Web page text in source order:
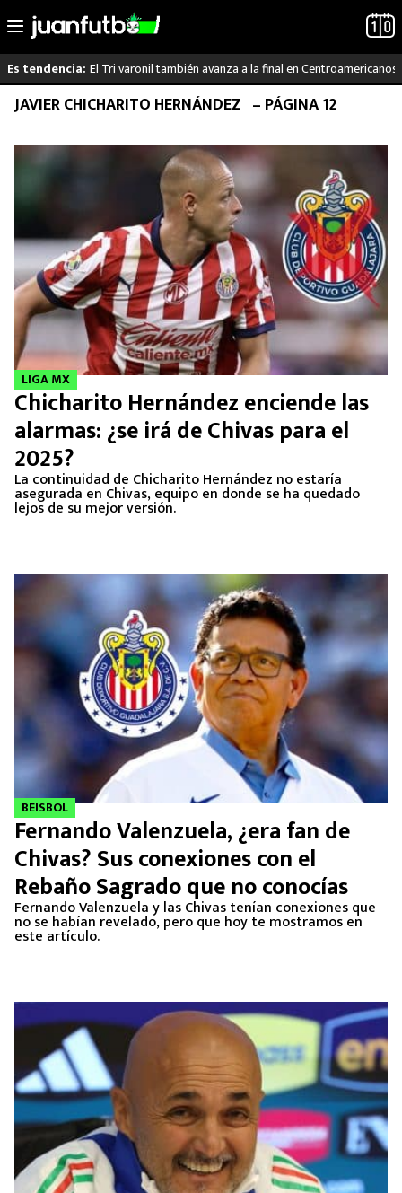
Saltar
Es tendencia: El Tri varonil también avanza a la final en Centroamericanos
LO ÚLTIMO
LIGA MX
RAYADOS
PUMAS
ATLANTE
SELECCIÓN MEXICANA
FUTBOL INTERNACIONAL
MEXICANOS EN EL EXTRANJERO
FUTBOL ESTUFA
FÓRMULA 1
LIGA MX
NFL
JAVIER CHICHARITO HERNÁNDEZ – PÁGINA 12
LIGA MX
Chicharito Hernández enciende las
alarmas: ¿se irá de Chivas para el
2025?
La continuidad de Chicharito Hernández no estaría
asegurada en Chivas, equipo en donde se ha quedado
lejos de su mejor versión.
BEISBOL
Fernando Valenzuela, ¿era fan de
Chivas? Sus conexiones con el
Rebaño Sagrado que no conocías
Fernando Valenzuela y las Chivas tenían conexiones que
no se habían revelado, pero que hoy te mostramos en
este artículo.